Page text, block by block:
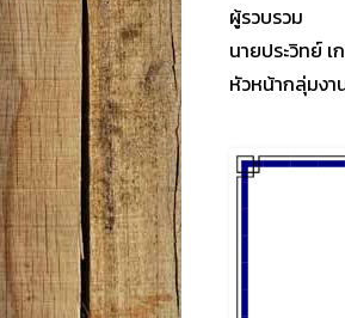
ผู้รวบรวม
นายประวิทย์ เ
หัวหน้ากลุ่มงา